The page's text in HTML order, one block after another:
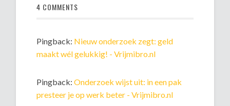
4 COMMENTS
Pingback: Nieuw onderzoek zegt: geld
maakt wél gelukkig! - Vrijmibro.nl
Pingback:Onderzoek wijst uit: in een pak
presteer je op werk beter - Vrijmibro.nl